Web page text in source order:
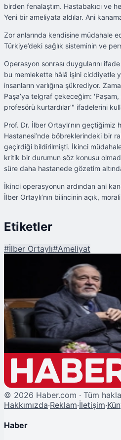
birden fenalaştım. Hastabakıcı ve
Yeni bir ameliyata aldılar. Ani
Zor anlarında kendisine müdahale
Türkiye’deki sağlık sisteminin ve
Operasyon sonrası duygularını
bu memlekette hâlâ işini ciddiyetle
insanların varlığına şükrediyor.
Paşa’ya telgraf çekeceğim: 'Paşam,
profesörü kurtardılar'" ifadelerini
Prof. Dr. İlber Ortaylı’nın
Hastanesi’nde böbreklerindeki bir
geçirdiği bildirilmişti. İkinci
kritik bir durumun söz konusu
süre daha hastanede gözetim
İkinci operasyonun ardından ani
İlber Ortaylı’nın bilincinin açık,
Etiketler
#İlber Ortaylı#Ameliyat
İlber Ortaylı'dan Korkutan Haber: Gece
© 2026 Haber.com · Tüm
Hakkımızda·Reklam·İletişim·
Haber